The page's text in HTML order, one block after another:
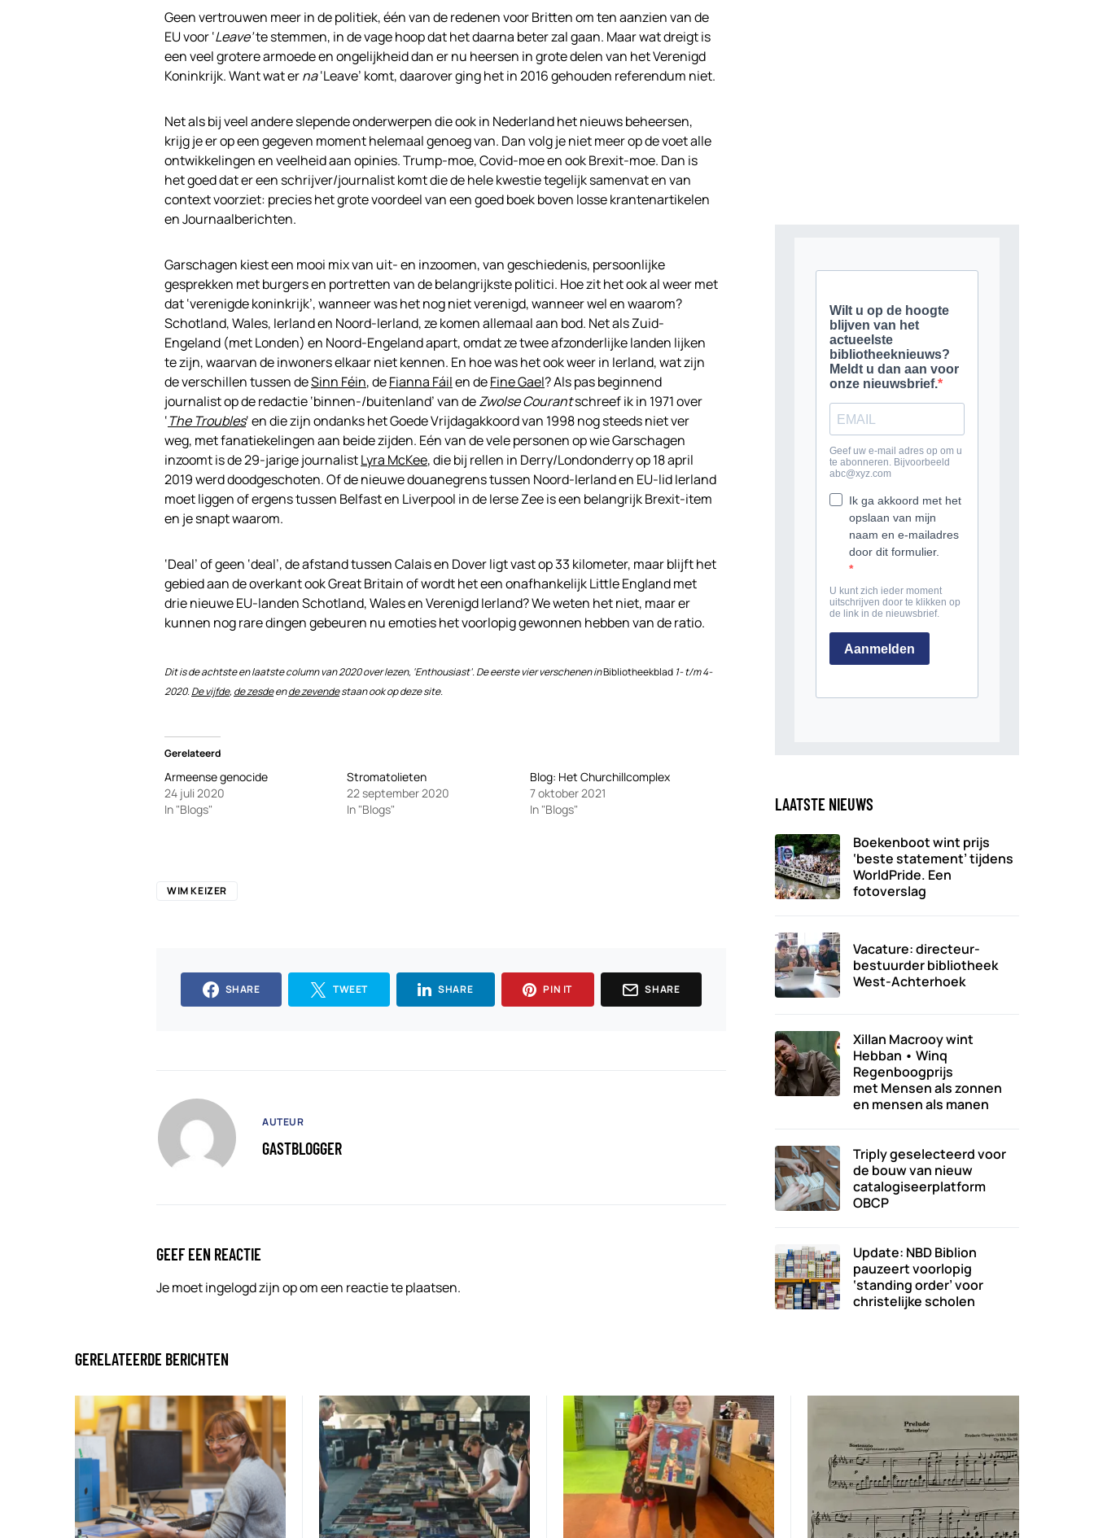
Geen vertrouwen meer in de politiek, één van de redenen voor Britten om ten aanzien van de
EU voor ‘Leave’te stemmen, in de vage hoop dat het daarna beter zal gaan. Maar wat dreigt is
een veel grotere armoede en ongelijkheid dan er nu heersen in grote delen van het Verenigd
Koninkrijk. Want wat erna‘Leave’ komt, daarover ging het in 2016 gehouden referendum niet.
Net als bij veel andere slepende onderwerpen die ook in Nederland het nieuws beheersen,
krijg je er op een gegeven moment helemaal genoeg van. Dan volg je niet meer op de voet alle
ontwikkelingen en veelheid aan opinies. Trump-moe, Covid-moe en ook Brexit-moe. Dan is
het goed dat er een schrijver/journalist komt die de hele kwestie tegelijk samenvat en van
context voorziet: precies het grote voordeel van een goed boek boven losse krantenartikelen
en Journaalberichten.
Garschagen kiest een mooi mix van uit- en inzoomen, van geschiedenis, persoonlijke
gesprekken met burgers en portretten van de belangrijkste politici. Hoe zit het ook al weer met
dat ‘verenigde koninkrijk’, wanneer was het nog niet verenigd, wanneer wel en waarom?
Schotland, Wales, Ierland en Noord-Ierland, ze komen allemaal aan bod. Net als Zuid-
Engeland (met Londen) en Noord-Engeland apart, omdat ze twee afzonderlijke landen lijken
te zijn, waarvan de inwoners elkaar niet kennen. En hoe was het ook weer in Ierland, wat zijn
de verschillen tussen deSinn Féin, deFianna Fáilen deFine Gael? Als pas beginnend
journalist op de redactie ‘binnen-/buitenland’ van deZwolse Courantschreef ik in 1971 over
‘The Troubles‘ en die zijn ondanks het Goede Vrijdagakkoord van 1998 nog steeds niet ver
weg, met fanatiekelingen aan beide zijden. Eén van de vele personen op wie Garschagen
inzoomt is de 29-jarige journalistLyra McKee, die bij rellen in Derry/Londonderry op 18 april
2019 werd doodgeschoten. Of de nieuwe douanegrens tussen Noord-Ierland en EU-lid Ierland
moet liggen of ergens tussen Belfast en Liverpool in de Ierse Zee is een belangrijk Brexit-item
en je snapt waarom.
‘Deal’ of geen ‘deal’, de afstand tussen Calais en Dover ligt vast op 33 kilometer, maar blijft het
gebied aan de overkant ook Great Britain of wordt het een onafhankelijk Little England met
drie nieuwe EU-landen Schotland, Wales en Verenigd Ierland? We weten het niet, maar er
kunnen nog rare dingen gebeuren nu emoties het voorlopig gewonnen hebben van de ratio.
Dit is de achtste en laatste column van 2020 over lezen, ‘Enthousiast’. De eerste vier verschenen inBibliotheekblad 1- t/m 4-
2020.De vijfde, de zesdeende zevendestaan ook op deze site.
Gerelateerd
Armeense genocide
24 juli 2020
In "Blogs"
Stromatolieten
22 september 2020
In "Blogs"
Blog: Het Churchillcomplex
7 oktober 2021
In "Blogs"
WIM KEIZER
SHARE TWEET SHARE PIN IT SHARE
AUTEUR
GASTBLOGGER
GEEF EEN REACTIE
Je moetingelogd zijn opom een reactie te plaatsen.
LAATSTE NIEUWS
Boekenboot wint prijs
‘beste statement’ tijdens
WorldPride. Een
fotoverslag
Vacature: directeur-
bestuurder bibliotheek
West-Achterhoek
Xillan Macrooy wint
Hebban • Winq
Regenboogprijs
met Mensen als zonnen
en mensen als manen
Triply geselecteerd voor
de bouw van nieuw
catalogiseerplatform
OBCP
Update: NBD Biblion
pauzeert voorlopig
‘standing order’ voor
christelijke scholen
GERELATEERDE BERICHTEN